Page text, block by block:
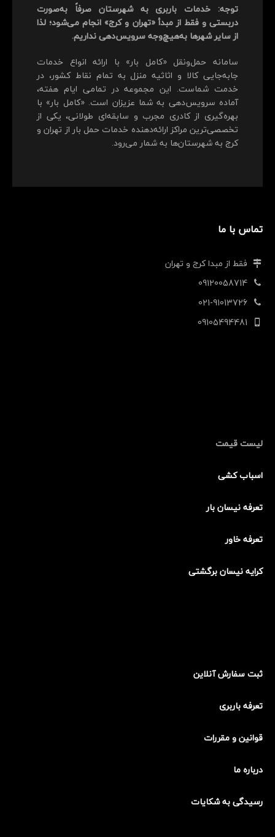
توجه: خدمات باربری به شهرستان صرفاً به‌صورت
دربستی و فقط از مبدأ «تهران و کرج» انجام می‌شود؛ لذا
از سایر شهرها به‌هیچ‌وجه سرویس‌دهی نداریم.
سامانه حمل‌ونقل «کامل بار» با ارائه انواع خدمات
جابه‌جایی کالا و اثاثیه منزل به تمام نقاط کشور، در
خدمت شماست. این مجموعه در تمامی ایام هفته،
آماده سرویس‌دهی به شما عزیزان است. «کامل بار» با
بهره‌گیری از کادری مجرب و سابقه‌ای طولانی، یکی از
تخصصی‌ترین مراکز ارائه‌دهنده خدمات حمل بار از تهران و
کرج به شهرستان‌ها به شمار می‌رود.
تماس با ما
فقط از مبدا کرج و تهران
09120058714
021-91013726
09105494481
لیست قیمت
اسباب کشی
تعرفه نیسان بار
تعرفه خاور
کرایه نیسان برگشتی
ثبت سفارش آنلاین
تعرفه باربری
قوانین و مقررات
درباره ما
رسیدگی به شکایات